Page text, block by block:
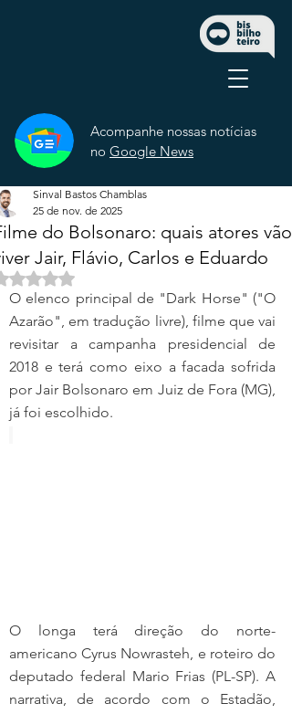
Acompanhe nossas notícias
no Google News
do Bolsonaro: quais atores vão
Jair, Flávio, Carlos e Eduardo
Sinval Bastos Chamblas
25 de nov. de 2025
Avaliado com NaN de 5 estrelas.
O elenco principal de "Dark Horse" ("O
Azarão", em tradução livre), filme que vai
revisitar a campanha presidencial de
2018 e terá como eixo a facada sofrida
por Jair Bolsonaro em Juiz de Fora (MG),
já foi escolhido.
O longa terá direção do norte-
americano Cyrus Nowrasteh, e roteiro do
deputado federal Mario Frias (PL-SP). A
narrativa, de acordo com o Estadão,